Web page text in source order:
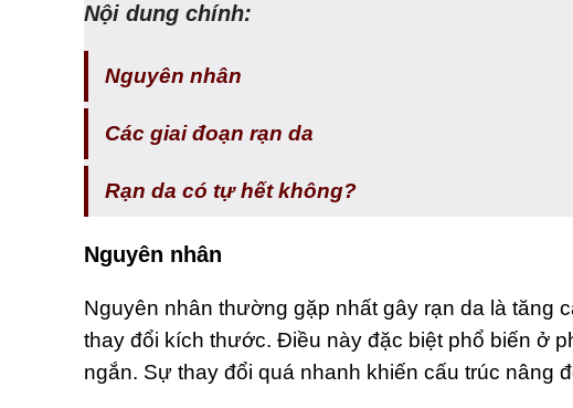
Nội dung chính:
Nguyên nhân
Các giai đoạn rạn da
Rạn da có tự hết không?
Nguyên nhân
Nguyên nhân thường gặp nhất gây rạn da là tăng
thay đổi kích thước. Điều này đặc biệt phổ biến ở
ngắn. Sự thay đổi quá nhanh khiến cấu trúc nâng